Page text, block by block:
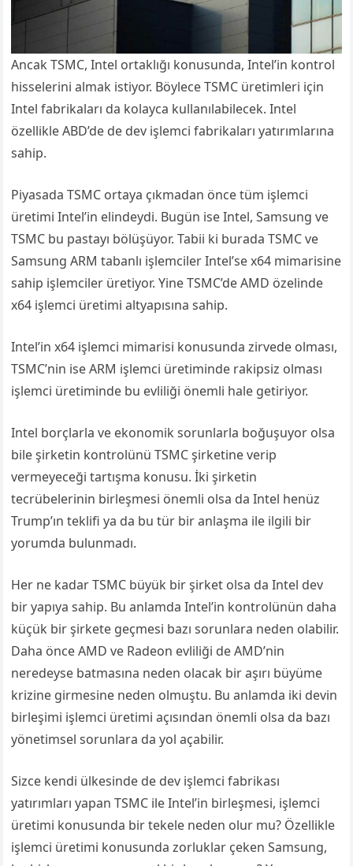
Ancak TSMC, Intel ortaklığı konusunda, Intel’in kontrol
hisselerini almak istiyor. Böylece TSMC üretimleri için
Intel fabrikaları da kolayca kullanılabilecek. Intel
özellikle ABD’de de dev işlemci fabrikaları yatırımlarına
sahip.
Piyasada TSMC ortaya çıkmadan önce tüm işlemci
üretimi Intel’in elindeydi. Bugün ise Intel, Samsung ve
TSMC bu pastayı bölüşüyor. Tabii ki burada TSMC ve
Samsung ARM tabanlı işlemciler Intel’se x64 mimarisine
sahip işlemciler üretiyor. Yine TSMC’de AMD özelinde
x64 işlemci üretimi altyapısına sahip.
Intel’in x64 işlemci mimarisi konusunda zirvede olması,
TSMC’nin ise ARM işlemci üretiminde rakipsiz olması
işlemci üretiminde bu evliliği önemli hale getiriyor.
Intel borçlarla ve ekonomik sorunlarla boğuşuyor olsa
bile şirketin kontrolünü TSMC şirketine verip
vermeyeceği tartışma konusu. İki şirketin
tecrübelerinin birleşmesi önemli olsa da Intel henüz
Trump’ın teklifi ya da bu tür bir anlaşma ile ilgili bir
yorumda bulunmadı.
Her ne kadar TSMC büyük bir şirket olsa da Intel dev
bir yapıya sahip. Bu anlamda Intel’in kontrolünün daha
küçük bir şirkete geçmesi bazı sorunlara neden olabilir.
Daha önce AMD ve Radeon evliliği de AMD’nin
neredeyse batmasına neden olacak bir aşırı büyüme
krizine girmesine neden olmuştu. Bu anlamda iki devin
birleşimi işlemci üretimi açısından önemli olsa da bazı
yönetimsel sorunlara da yol açabilir.
Sizce kendi ülkesinde de dev işlemci fabrikası
yatırımları yapan TSMC ile Intel’in birleşmesi, işlemci
üretimi konusunda bir tekele neden olur mu? Özellikle
işlemci üretimi konusunda zorluklar çeken Samsung,